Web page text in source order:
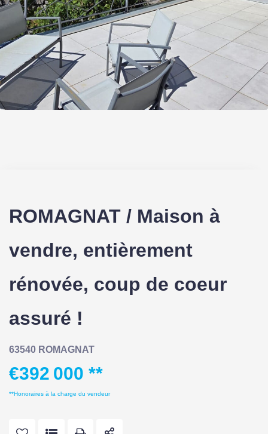
ROMAGNAT / Maison à
vendre, entièrement
rénovée, coup de coeur
assuré !
63540 ROMAGNAT
€392 000 **
**Honoraires à la charge du vendeur